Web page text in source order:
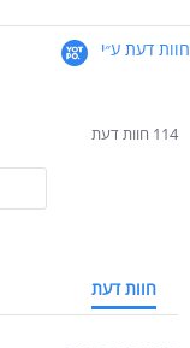
חוות דעת ע״י
114 חוות דעת
חוות דעת